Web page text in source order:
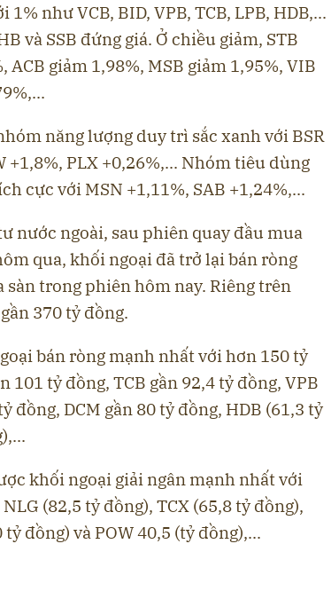
như VCB, BID, VPB, TCB, LPB, HDB,...
và SSB đứng giá. Ở chiều giảm, STB
ACB giảm 1,98%, MSB giảm 1,95%, VIB
năng lượng duy trì sắc xanh với BSR
+1,8%, PLX +0,26%,... Nhóm tiêu dùng
cực với MSN +1,11%, SAB +1,24%,...
nước ngoài, sau phiên quay đầu mua
qua, khối ngoại đã trở lại bán ròng
sàn trong phiên hôm nay. Riêng trên
370 tỷ đồng.
bán ròng mạnh nhất với hơn 150 tỷ
101 tỷ đồng, TCB gần 92,4 tỷ đồng, VPB
đồng, DCM gần 80 tỷ đồng, HDB (61,3 tỷ
khối ngoại giải ngân mạnh nhất với
(82,5 tỷ đồng), TCX (65,8 tỷ đồng),
đồng) và POW 40,5 (tỷ đồng),...